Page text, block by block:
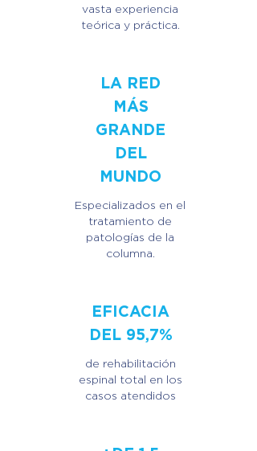
vasta experiencia
teórica y práctica.
LA RED
MÁS
GRANDE
DEL
MUNDO
Especializados en el
tratamiento de
patologías de la
columna.
EFICACIA
DEL 95,7%
de rehabilitación
espinal total en los
casos atendidos